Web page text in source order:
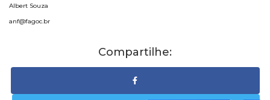
Albert Souza
anf@fagoc.br
Compartilhe: